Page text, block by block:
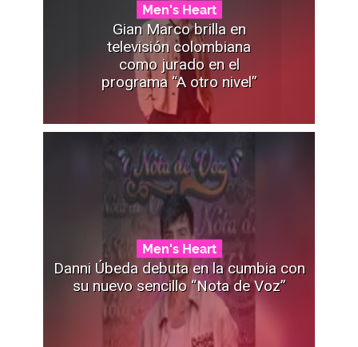
Men's Heart
Gian Marco brilla en
televisión colombiana
como jurado en el
programa “A otro nivel”
Men's Heart
Danni Úbeda debuta en la cumbia con
su nuevo sencillo “Nota de Voz”